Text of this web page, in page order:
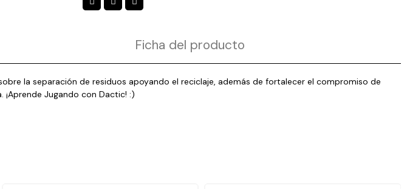
Ficha del producto
la separación de residuos apoyando el reciclaje, además de fortalecer el compromiso de
Jugando con Dactic! :)